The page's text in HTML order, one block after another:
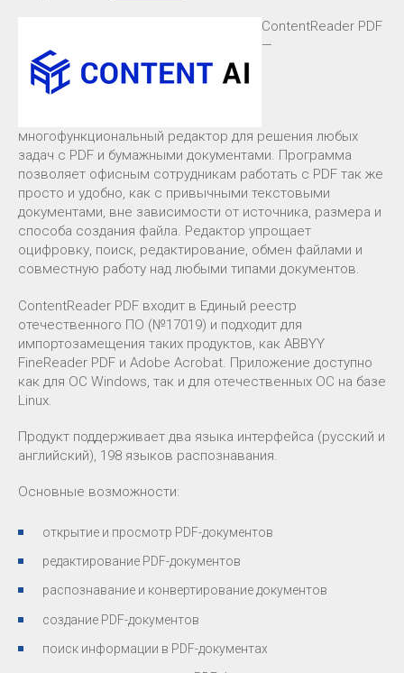
ContentReader PDF
—
многофункциональный редактор для решения любых
задач с PDF и бумажными документами. Программа
позволяет офисным сотрудникам работать с PDF так же
просто и удобно, как с привычными текстовыми
документами, вне зависимости от источника, размера и
способа создания файла. Редактор упрощает
оцифровку, поиск, редактирование, обмен файлами и
совместную работу над любыми типами документов.
ContentReader PDF входит в Единый реестр
отечественного ПО (№17019) и подходит для
импортозамещения таких продуктов, как ABBYY
FineReader PDF и Adobe Acrobat. Приложение доступно
как для OC Windows, так и для отечественных ОС на базе
Linux.
Продукт поддерживает два языка интерфейса (русский и
английский), 198 языков распознавания.
Основные возможности:
открытие и просмотр PDF-документов
редактирование PDF-документов
распознавание и конвертирование документов
создание PDF-документов
поиск информации в PDF-документах